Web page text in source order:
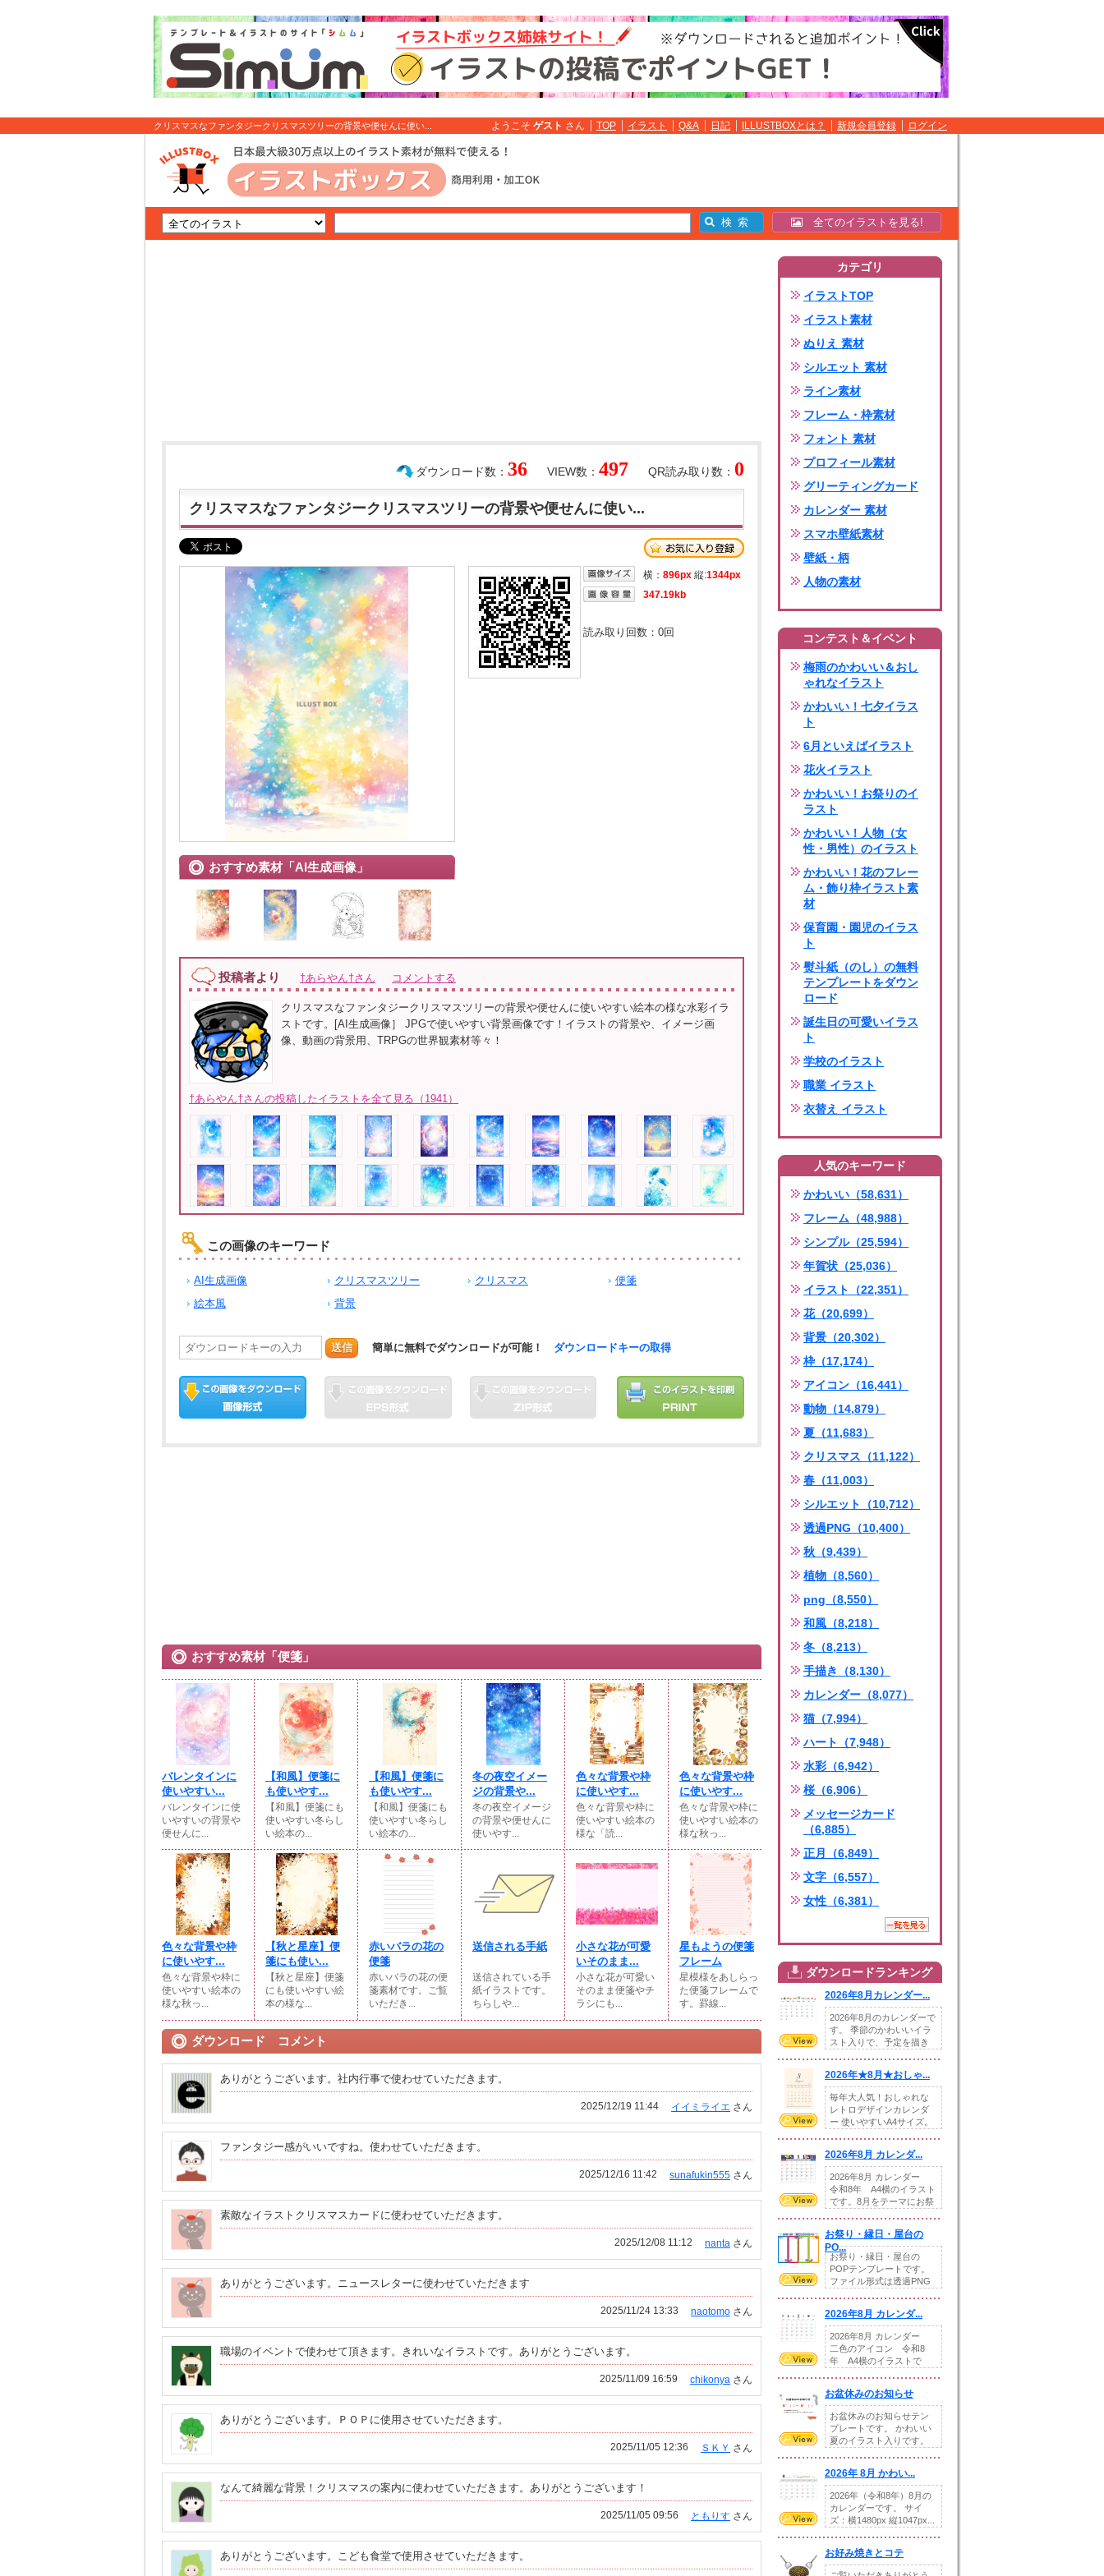
クリスマスなファンタジークリスマスツリーの背景や便せんに使い...
ようこそ ゲスト さん TOP イラスト Q&A 日記 ILLUSTBOXとは？ 新規会員登録 ログイン
全てのイラストを見る!
QR読み取り数： 0
VIEW数： 497
ダウンロード数： 36
クリスマスなファンタジークリスマスツリーの背景や便せんに使い...
おすすめ素材「AI生成画像」
横： 896px 縦:1344px
347.19kb
読み取り回数： 0回
投稿者より †あらやん†さん コメントする
クリスマスなファンタジークリスマスツリーの背景や便せんに使いやすい絵本の様な水彩イラ
ストです。[AI生成画像］ JPGで使いやすい背景画像です！イラストの背景や、イメージ画
像、動画の背景用、TRPGの世界観素材等々！
†あらやん†さんの投稿したイラストを全て見る（1941）
この画像のキーワード
AI生成画像 クリスマスツリー クリスマス
便箋
絵本風
背景
送信 簡単に無料でダウンロードが可能！ ダウンロードキーの取得
おすすめ素材「便箋」
バレンタインに
使いやすい...
バレンタインに使
いやすいの背景や
便せんに...
【和風】便箋に
も使いやす...
【和風】便箋にも
使いやすい冬らし
い絵本の...
【和風】便箋に
も使いやす...
【和風】便箋にも
使いやすい冬らし
い絵本の...
冬の夜空イメー
ジの背景や...
冬の夜空イメージ
の背景や便せんに
使いやす...
色々な背景や枠
に使いやす...
色々な背景や枠に
使いやすい絵本の
様な「読...
色々な背景や枠
に使いやす...
色々な背景や枠に
使いやすい絵本の
様な秋っ...
色々な背景や枠
に使いやす...
色々な背景や枠に
使いやすい絵本の
様な秋っ...
【秋と星座】便
箋にも使い...
【秋と星座】便箋
にも使いやすい絵
本の様な...
赤いバラの花の
便箋
赤いバラの花の便
箋素材です。ご覧
いただき...
送信される手紙
送信されている手
紙イラストです。
ちらしや...
小さな花が可愛
いそのまま...
小さな花が可愛い
そのまま便箋やチ
ラシにも...
星もようの便箋
フレーム
星模様をあしらっ
た便箋フレームで
す。罫線...
ダウンロード コメント
ありがとうございます。社内行事で使わせていただきます。
イイミライエ さん
2025/12/19 11:44
ファンタジー感がいいですね。使わせていただきます。
sunafukin555 さん
2025/12/16 11:42
素敵なイラストクリスマスカードに使わせていただきます。
nanta さん
2025/12/08 11:12
ありがとうございます。ニュースレターに使わせていただきます
naotomo さん
2025/11/24 13:33
職場のイベントで使わせて頂きます。きれいなイラストです。ありがとうございます。
chikonya さん
2025/11/09 16:59
ありがとうございます。ＰＯＰに使用させていただきます。
ＳＫＹ さん
2025/11/05 12:36
なんて綺麗な背景！クリスマスの案内に使わせていただきます。ありがとうございます！
ともりす さん
2025/11/05 09:56
ありがとうございます。こども食堂で使用させていただきます。
カテゴリ
イラストTOP
イラスト素材
ぬりえ 素材
シルエット 素材
ライン素材
フレーム・枠素材
フォント 素材
プロフィール素材
グリーティングカード
カレンダー 素材
スマホ壁紙素材
壁紙・柄
人物の素材
コンテスト＆イベント
梅雨のかわいい＆おし
ゃれなイラスト
かわいい！七夕イラス
ト
6月といえばイラスト
花火イラスト
かわいい！お祭りのイ
ラスト
かわいい！人物（女
性・男性）のイラスト
かわいい！花のフレー
ム・飾り枠イラスト素
材
保育園・園児のイラス
ト
熨斗紙（のし）の無料
テンプレートをダウン
ロード
誕生日の可愛いイラス
ト
学校のイラスト
職業 イラスト
衣替え イラスト
人気のキーワード
かわいい（58,631）
フレーム（48,988）
シンプル（25,594）
年賀状（25,036）
イラスト（22,351）
花（20,699）
背景（20,302）
枠（17,174）
アイコン（16,441）
動物（14,879）
夏（11,683）
クリスマス（11,122）
春（11,003）
シルエット（10,712）
透過PNG（10,400）
秋（9,439）
植物（8,560）
png（8,550）
和風（8,218）
冬（8,213）
手描き（8,130）
カレンダー（8,077）
猫（7,994）
ハート（7,948）
水彩（6,942）
桜（6,906）
メッセージカード
（6,885）
正月（6,849）
文字（6,557）
女性（6,381）
ダウンロードランキング
2026年8月カレンダー...
2026年8月のカレンダーで
す。 季節のかわいいイラ
スト入りで、予定を描き
2026年★8月★おしゃ...
毎年大人気！おしゃれな
レトロデザインカレンダ
ー 使いやすいA4サイズ。
2026年8月 カレンダ...
2026年8月 カレンダー
令和8年 A4横のイラスト
です。8月をテーマにお祭
お祭り・縁日・屋台の
PO...
お祭り・縁日・屋台の
POPテンプレートです。
ファイル形式は透過PNG
2026年8月 カレンダ...
2026年8月 カレンダー
二色のアイコン 令和8
年 A4横のイラストで
お盆休みのお知らせ
お盆休みのお知らせテン
プレートです。 かわいい
夏のイラスト入りです。
2026年 8月 かわい...
2026年（令和8年）8月の
カレンダーです。 サイ
ズ：横1480px 縦1047px...
お好み焼きとコテ